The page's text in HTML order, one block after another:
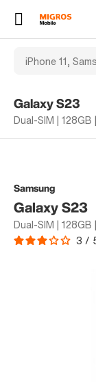
Galaxy S23
Dual-SIM |
Samsung
Galaxy S23
Dual-SIM |
3 /